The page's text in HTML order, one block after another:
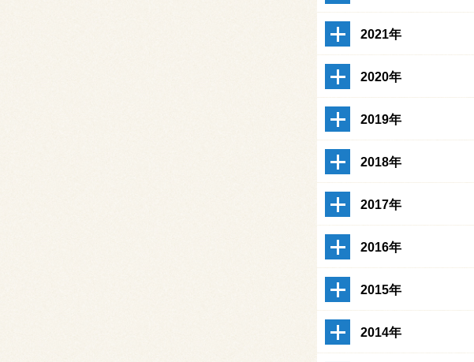
2021年
2020年
2019年
2018年
2017年
2016年
2015年
2014年